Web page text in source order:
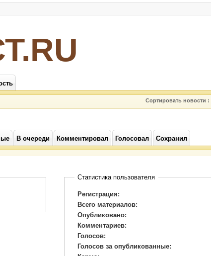
Сортировать новости :
В очереди Комментировал Голосовал Сохранил
Статистика пользователя
Регистрация:
Всего материалов:
Опубликовано:
Комментариев:
Голосов:
Голосов за опубликованные: